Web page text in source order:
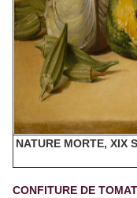
NATURE MORTE, XIX
CONFITURE DE